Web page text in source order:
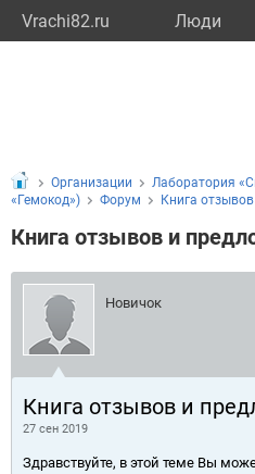
Vrachi82.ru Люди
Организации
Лаборатория
«Гемокод»)
Форум Книга
Книга отзывов и
Новичок
Книга отзывов и
27 сен 2019
Здравствуйте, в этой теме Вы